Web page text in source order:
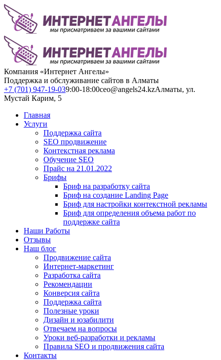
Компания «Интернет Ангелы»
Поддержка и обслуживание сайтов в Алматы
+7 (701) 947-19-039:00-18:00ceo@angels24.kzАлматы, ул.
Мустай Карим, 5
Главная
Услуги
Поддержка сайта
SEO продвижение
Контекстная реклама
Обучение SEO
Прайс на 21.01.2022
Брифы
Бриф на разработку сайта
Бриф на создание Landing Page
Бриф для настройки контекстной рекламы
Бриф для определения объема работ по
поддержке сайта
Наши Работы
Отзывы
Наш блог
Продвижение сайта
Интернет-маркетинг
Разработка сайта
Рекомендации
Конверсия сайта
Поддержка сайта
Полезные уроки
Дизайн и юзабилити
Отвечаем на вопросы
Уроки веб-разработки и рекламы
Правила SEO и продвижения сайта
Контакты